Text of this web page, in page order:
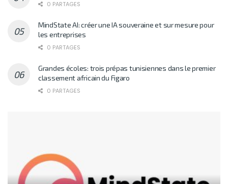
0 PARTAGES
MindState AI: créer une IA souveraine et sur mesure pour
les entreprises
0 PARTAGES
Grandes écoles: trois prépas tunisiennes dans le premier
classement africain du Figaro
0 PARTAGES